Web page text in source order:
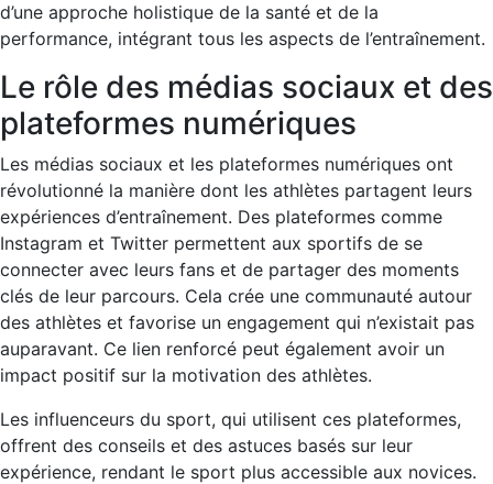
d’une approche holistique de la santé et de la
performance, intégrant tous les aspects de l’entraînement.
Le rôle des médias sociaux et des
plateformes numériques
Les médias sociaux et les plateformes numériques ont
révolutionné la manière dont les athlètes partagent leurs
expériences d’entraînement. Des plateformes comme
Instagram et Twitter permettent aux sportifs de se
connecter avec leurs fans et de partager des moments
clés de leur parcours. Cela crée une communauté autour
des athlètes et favorise un engagement qui n’existait pas
auparavant. Ce lien renforcé peut également avoir un
impact positif sur la motivation des athlètes.
Les influenceurs du sport, qui utilisent ces plateformes,
offrent des conseils et des astuces basés sur leur
expérience, rendant le sport plus accessible aux novices.